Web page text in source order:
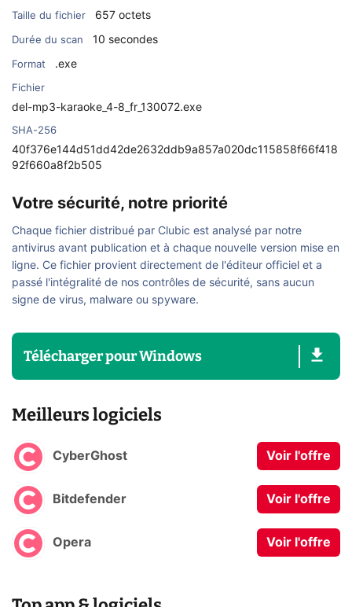
Taille du fichier 657 octets
Durée du scan 10 secondes
Format .exe
Fichier
del-mp3-karaoke_4-8_fr_130072.exe
SHA-256
40f376e144d51dd42de2632ddb9a857a020dc115858f66f418
92f660a8f2b505
Votre sécurité, notre priorité
Chaque fichier distribué par Clubic est analysé par notre
antivirus avant publication et à chaque nouvelle version mise en
ligne. Ce fichier provient directement de l'éditeur officiel et a
passé l'intégralité de nos contrôles de sécurité, sans aucun
signe de virus, malware ou spyware.
TéléchargerpourWindows
Meilleurs logiciels
CyberGhost Voir l'offre
Bitdefender Voir l'offre
Opera Voir l'offre